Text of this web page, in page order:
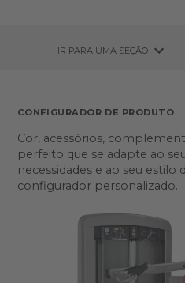
IR PARA UMA SEÇÃO
CONFIGURADOR DE PRODUTO
Cor, acessórios,
perfeito que se adapte ao
necessidades e ao seu estilo
configurador personalizado.